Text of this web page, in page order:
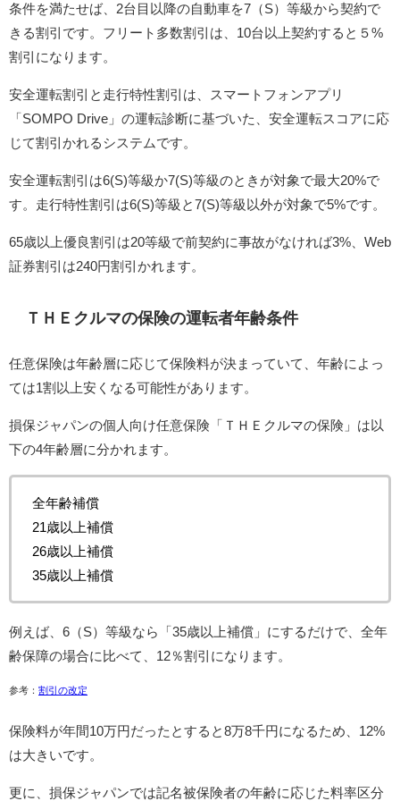
条件を満たせば、2台目以降の自動車を7（S）等級から契約で
きる割引です。フリート多数割引は、10台以上契約すると５%
割引になります。
安全運転割引と走行特性割引は、スマートフォンアプリ
「SOMPO Drive」の運転診断に基づいた、安全運転スコアに応
じて割引かれるシステムです。
安全運転割引は6(S)等級か7(S)等級のときが対象で最大20%で
す。走行特性割引は6(S)等級と7(S)等級以外が対象で5%です。
65歳以上優良割引は20等級で前契約に事故がなければ3%、Web
証券割引は240円割引かれます。
ＴＨＥクルマの保険の運転者年齢条件
任意保険は年齢層に応じて保険料が決まっていて、年齢によっ
ては1割以上安くなる可能性があります。
損保ジャパンの個⼈向け任意保険「ＴＨＥクルマの保険」は以
下の4年齢層に分かれます。
全年齢補償
21歳以上補償
26歳以上補償
35歳以上補償
例えば、6（S）等級なら「35歳以上補償」にするだけで、全年
齢保障の場合に比べて、12％割引になります。
参考： 割引の改定
保険料が年間10万円だったとすると8万8千円になるため、12%
は大きいです。
更に、損保ジャパンでは記名被保険者の年齢に応じた料率区分